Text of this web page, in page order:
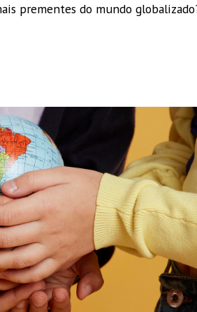
prementes do mundo